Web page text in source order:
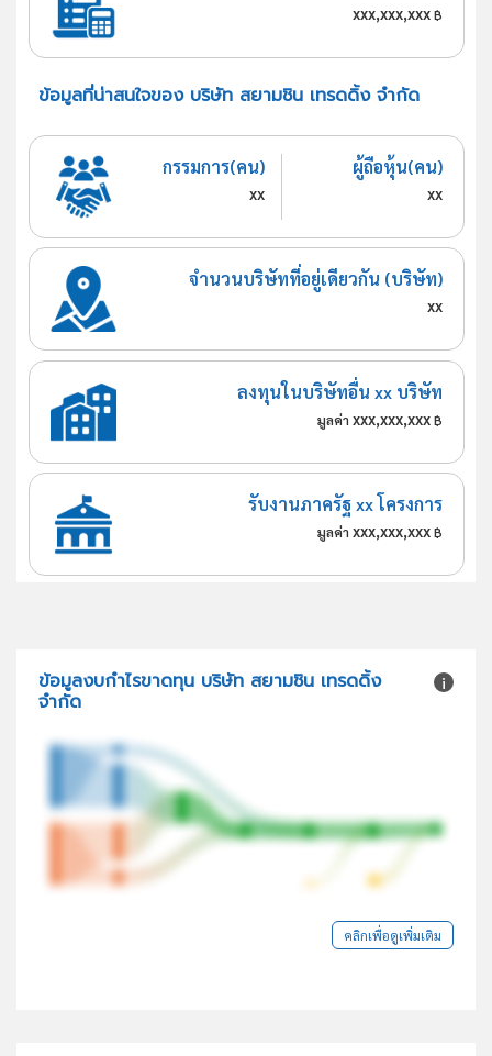
xxx,xxx,xxx฿
ข้อมูลที่น่าสนใจของ บริษัท สยามชิน เทรดดิ้ง จำกัด
กรรมการ(คน)
xx
ผู้ถือหุ้น(คน)
xx
จำนวนบริษัทที่อยู่เดียวกัน (บริษัท)
xx
ลงทุนในบริษัทอื่น xx บริษัท
มูลค่า xxx,xxx,xxx ฿
รับงานภาครัฐ xx โครงการ
มูลค่า xxx,xxx,xxx ฿
ข้อมูลงบกำไรขาดทุน บริษัท สยามชิน เทรดดิ้ง
จำกัด
คลิกเพื่อดูเพิ่มเติม